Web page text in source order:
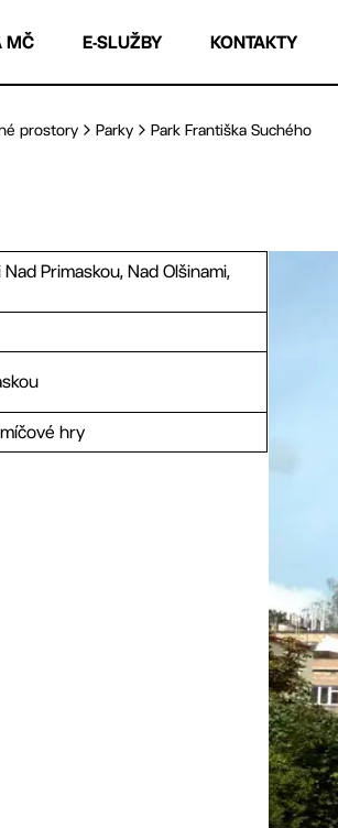
MČ E-SLUŽBY KONTAKTY
prostory Parky Park Františka Suchého
Primaskou, Nad Olšinami,
hry